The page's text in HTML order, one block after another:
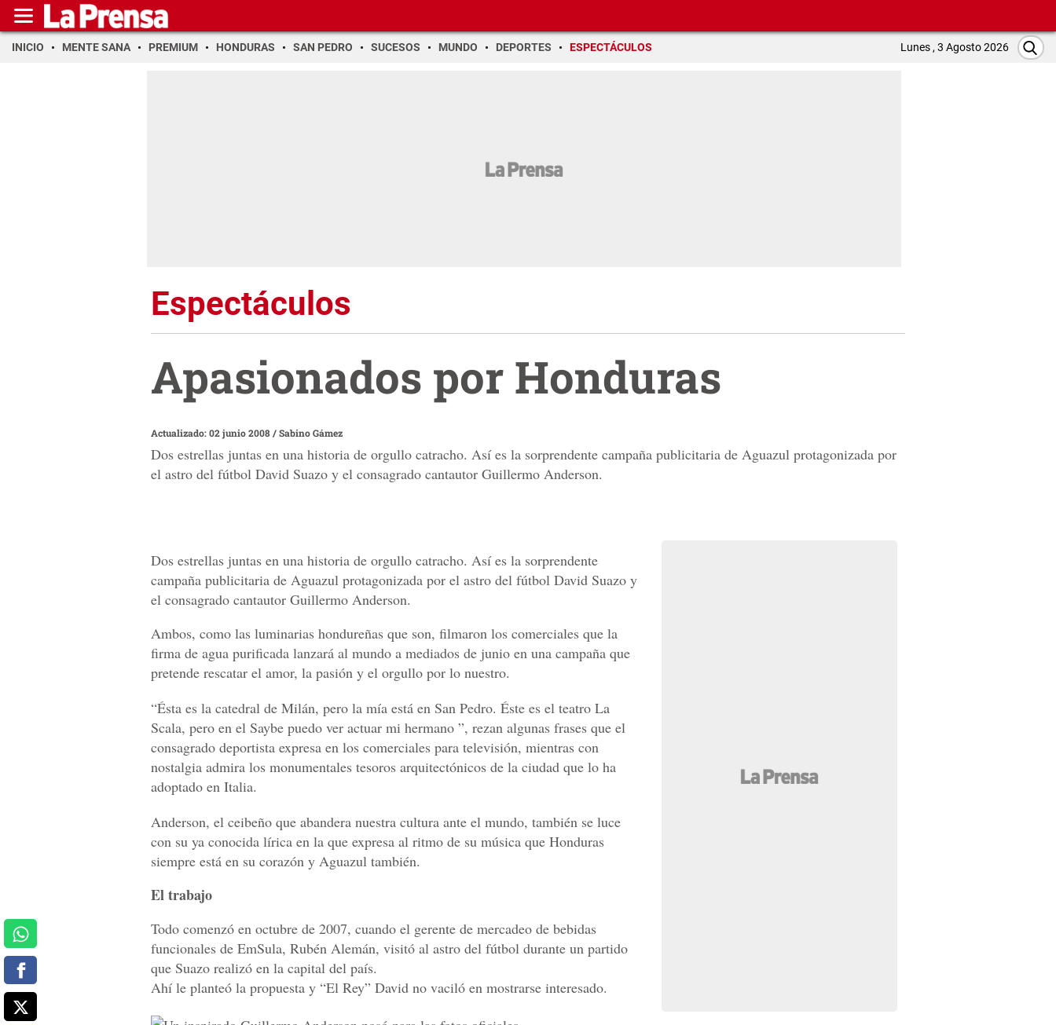
INICIO MENTE SANA PREMIUM HONDURAS SAN PEDRO SUCESOS MUNDO DEPORTES ESPECTÁCULOS Lunes , 3 Agosto 2026
Espectáculos
Apasionados por Honduras
Actualizado: 02 junio 2008/Sabino Gámez
Dos estrellas juntas en una historia de orgullo catracho. Así es la sorprendente campaña publicitaria de Aguazul protagonizada por
el astro del fútbol David Suazo y el consagrado cantautor Guillermo Anderson.
Dos estrellas juntas en una historia de orgullo catracho. Así es la sorprendente
campaña publicitaria de Aguazul protagonizada por el astro del fútbol David Suazo y
el consagrado cantautor Guillermo Anderson.
Ambos, como las luminarias hondureñas que son, filmaron los comerciales que la
firma de agua purificada lanzará al mundo a mediados de junio en una campaña que
pretende rescatar el amor, la pasión y el orgullo por lo nuestro.
“Ésta es la catedral de Milán, pero la mía está en San Pedro. Éste es el teatro La
Scala, pero en el Saybe puedo ver actuar mi hermano ”, rezan algunas frases que el
consagrado deportista expresa en los comerciales para televisión, mientras con
nostalgia admira los monumentales tesoros arquitectónicos de la ciudad que lo ha
adoptado en Italia.
Anderson, el ceibeño que abandera nuestra cultura ante el mundo, también se luce
con su ya conocida lírica en la que expresa al ritmo de su música que Honduras
siempre está en su corazón y Aguazul también.
El trabajo
Todo comenzó en octubre de 2007, cuando el gerente de mercadeo de bebidas
funcionales de EmSula, Rubén Alemán, visitó al astro del fútbol durante un partido
que Suazo realizó en la capital del país.
Ahí le planteó la propuesta y “El Rey” David no vaciló en mostrarse interesado.